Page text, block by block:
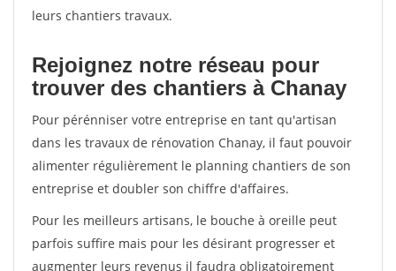
leurs chantiers travaux.
Rejoignez notre réseau pour
trouver des chantiers à Chanay
Pour pérénniser votre entreprise en tant qu'artisan
dans les travaux de rénovation Chanay, il faut pouvoir
alimenter régulièrement le planning chantiers de son
entreprise et doubler son chiffre d'affaires.
Pour les meilleurs artisans, le bouche à oreille peut
parfois suffire mais pour les désirant progresser et
augmenter leurs revenus il faudra obligatoirement